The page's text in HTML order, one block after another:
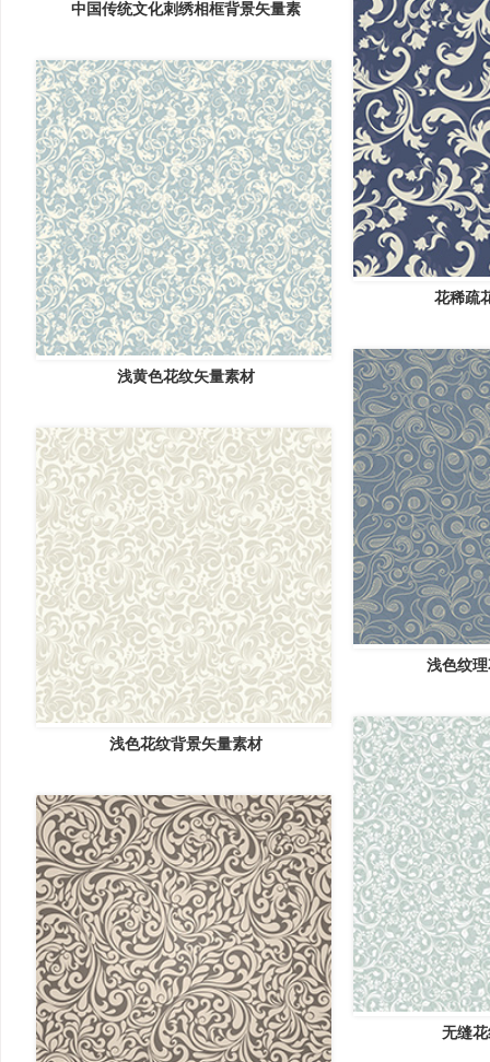
中国传统文化刺绣相框背景矢量素
花稀疏
浅黄色花纹矢量素材
浅色纹
浅色花纹背景矢量素材
无缝